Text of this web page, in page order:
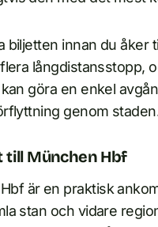
biljetten innan du åker
långdistansstopp,
göra en enkel
genom
till München Hbf
är en praktisk
stan och vidare